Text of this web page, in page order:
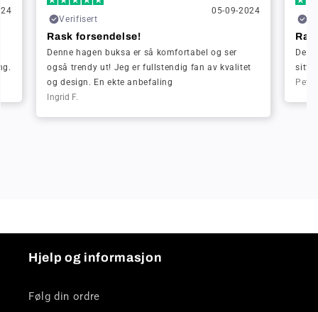
Verifisert
05-09-2024
Rask forsendelse!
Denne hagen buksa er så komfortabel og ser
også trendy ut! Jeg er fullstendig fan av kvalitet
og design. En ekte anbefaling
Ingrid F.
Peter
Hjelp og informasjon
Følg din ordre